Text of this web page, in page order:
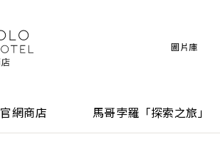
圖片庫
官網商店 馬哥孛羅「探索之旅」